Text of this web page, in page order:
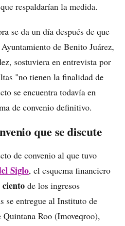
respaldarían la medida.
se da un día después de que
de Benito Juárez,
sostuviera en entrevista por
"no tienen la finalidad de
se encuentra todavía en
de convenio definitivo.
que se discute
de convenio al que tuvo
Siglo, el esquema financiero
de los ingresos
se entregue al Instituto de
Roo (Imoveqroo),